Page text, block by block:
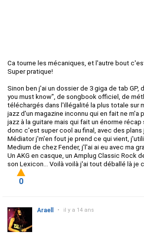
Ca tourne les mécaniques, et l'autre bout
Super pratique!
Sinon ben j'ai un dossier de 3 giga de tab GP,
you must know", de songbook officiel, de
téléchargés dans l'illégalité la plus totale sur
jazz d'un magazine inconnu qui en fait ne m'a
jazz à la guitare mais qui fait un énorme récap
donc c'est super cool au final, avec des
Médiator j'm'en fout je prend ce qui vient,
Medium de chez Fender, j'l'ai ai eu avec ma
Un AKG en casque, un Amplug Classic Rock
son Lexicon... Voilà voilà j'ai tout déballé là je
0
Araell • il y a 14 ans